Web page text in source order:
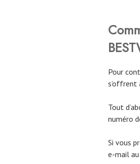
Pour
s’offrent
Tout
numéro
Si vous
e-mail